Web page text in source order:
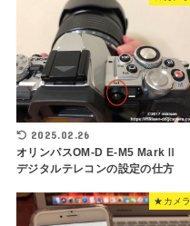
2025.02.26
オリンパスOM-D E-M5 MarkⅡ
デジタルテレコンの設定の仕方
★カメラ